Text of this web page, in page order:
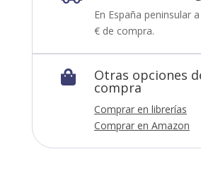
En España peninsular
€ de compra.
 Otras opciones
compra
Comprar en librerías
Comprar en Amazon